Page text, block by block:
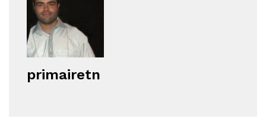
primairetn